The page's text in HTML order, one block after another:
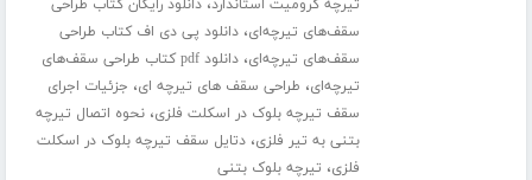
تیرچه کرومیت استاندارد دانلود رایگان کتاب طراحی
سقف‌های تیرچه‌ای،دانلود پی دی اف کتاب طراحی
سقف‌های تیرچه‌ای،
دانلود pdf کتاب طراحی سقف‌های
تیرچه‌ای، طراحی سقف های تیرچه ای، جزئیات اجرای
سقف تیرچه بلوک در اسکلت فلزی،نحوه اتصال تیرچه
بتنی به تیر فلزی،دتایل سقف تیرچه بلوک در اسکلت
فلزی، تیرچه بلوک بتنی